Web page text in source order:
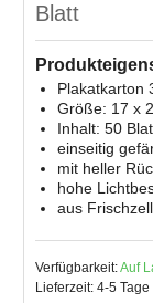
Blatt
Plakatkarton
Größe: 17 x
Inhalt: 50
einseitig
mit heller
hohe
aus
Verfügbarkeit:Auf
Lieferzeit: 4-5 Tage